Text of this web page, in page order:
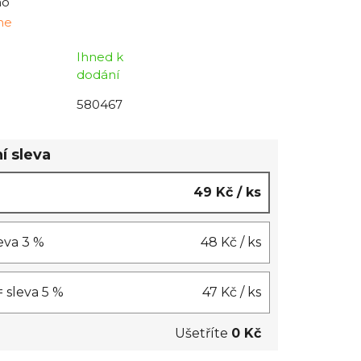
Ihned k
dodání
580467
sleva
49 Kč / ks
3 % 48 Kč / ks
sleva 5 % 47 Kč / ks
Ušetříte 0 Kč